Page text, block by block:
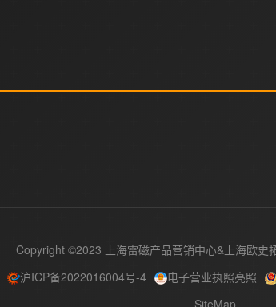
Copyright ©2023 上海雷磁产品营销中心&
沪ICP备2022016004号-4
电子营业执照亮照
SiteMap